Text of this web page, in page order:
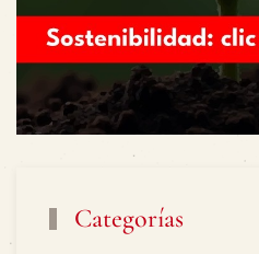
Categorías